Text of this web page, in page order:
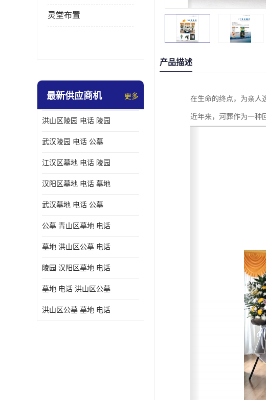
灵堂布置
最新供应商机 更多
洪山区陵园 电话 陵园
武汉陵园 电话 公墓
江汉区墓地 电话 陵园
汉阳区墓地 电话 墓地
武汉墓地 电话 公墓
公墓 青山区墓地 电话
墓地 洪山区公墓 电话
陵园 汉阳区墓地 电话
墓地 电话 洪山区公墓
洪山区公墓 墓地 电话
产品描述
在生命的终点，为亲人
近年来，河葬作为一种